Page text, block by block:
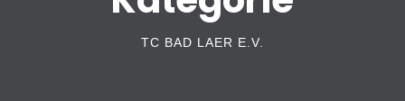
TC BAD LAER E.V.